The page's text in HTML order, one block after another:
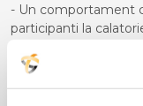
- Un comportament
participanti la
autocarului atata